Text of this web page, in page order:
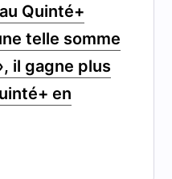
Quinté+
telle somme
il gagne plus
en